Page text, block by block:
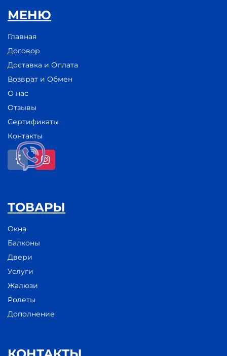
МЕНЮ
Главная
Договор
Доставка и Оплата
Возврат и Обмен
О нас
Отзывы
Сертификаты
Контакты
ТОВАРЫ
Окна
Балконы
Двери
Услуги
Жалюзи
Ролеты
Дополнение